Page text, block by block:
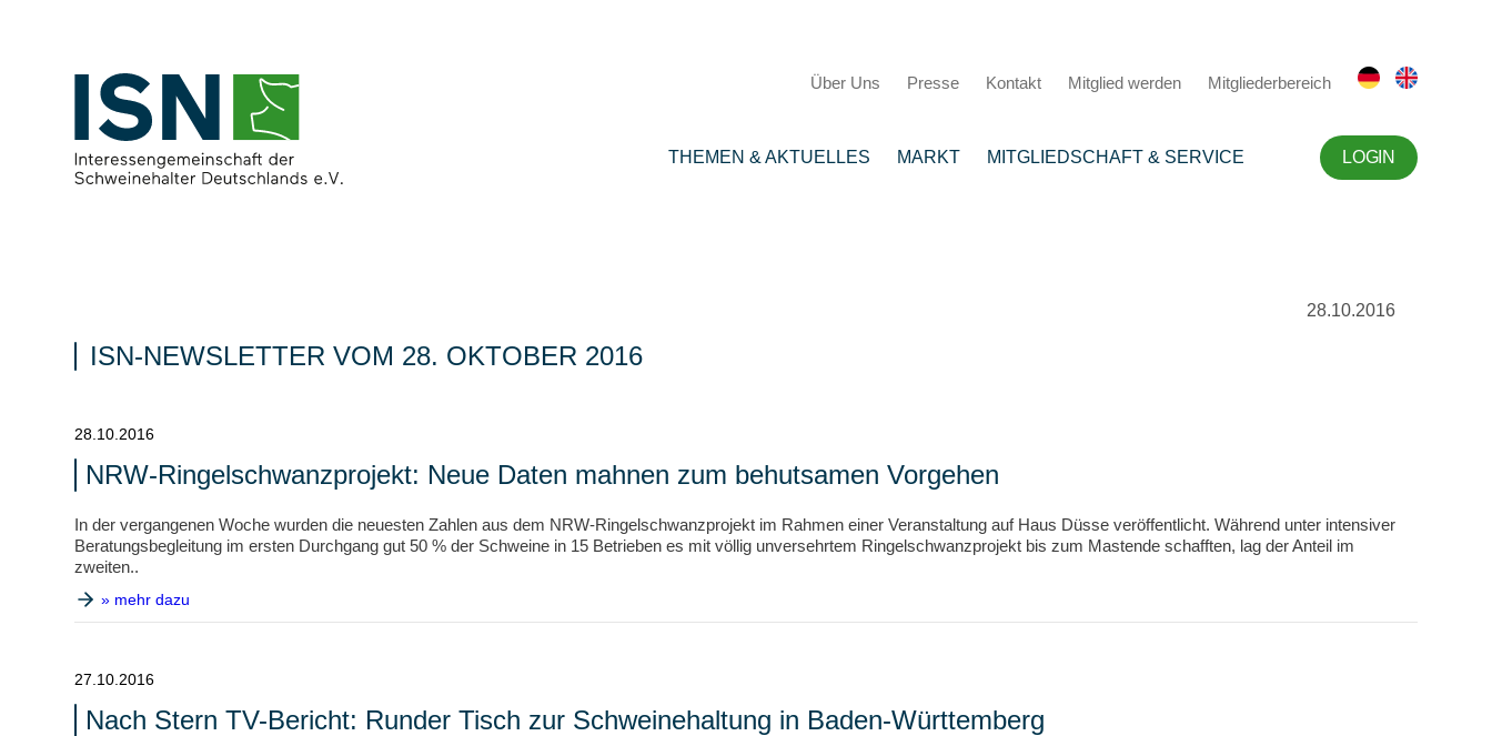
Über Uns Presse Kontakt Mitglied werden Mitgliederbereich
THEMEN & AKTUELLES MARKT MITGLIEDSCHAFT & SERVICE LOGIN
28.10.2016
ISN-NEWSLETTER VOM 28. OKTOBER 2016
28.10.2016
NRW-Ringelschwanzprojekt: Neue Daten mahnen zum behutsamen Vorgehen
In der vergangenen Woche wurden die neuesten Zahlen aus dem NRW-Ringelschwanzprojekt im Rahmen einer Veranstaltung auf Haus Düsse veröffentlicht. Während unter intensiver
Beratungsbegleitung im ersten Durchgang gut 50 % der Schweine in 15 Betrieben es mit völlig unversehrtem Ringelschwanzprojekt bis zum Mastende schafften, lag der Anteil im
zweiten..
» mehr dazu
27.10.2016
Nach Stern TV-Bericht: Runder Tisch zur Schweinehaltung in Baden-Württemberg